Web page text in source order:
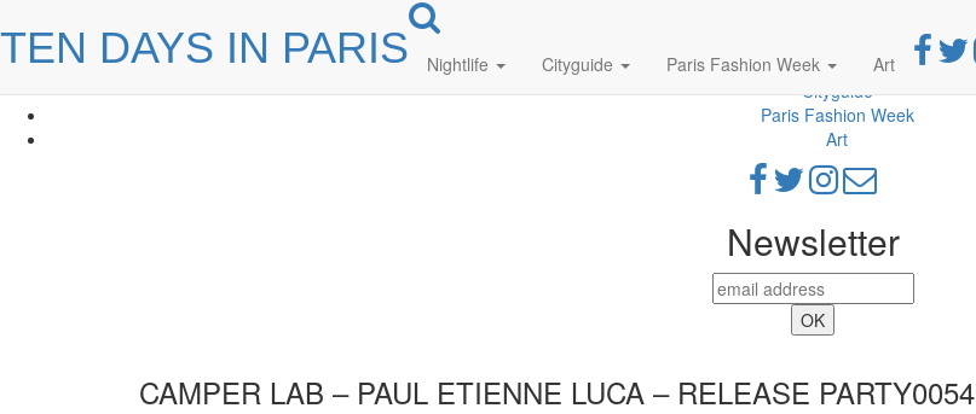
TEN DAYS IN PARIS Nightlife Cityguide Paris Fashion Week Art
Parties
Cityguide
Paris Fashion Week
Art
Newsletter
CAMPER LAB – PAUL ETIENNE LUCA – RELEASE PARTY0054